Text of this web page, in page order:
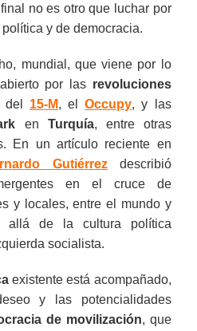
no es otro que luchar por
política y de democracia.
mundial, que viene por lo
por las revoluciones
del 15-M, elOccupy, y las
en Turquía, entre otras
En un artículo reciente en
Gutiérrezdescribió
en el cruce de
y locales, entre el mundo y
allá de la cultura política
socialista.
existente está acompañado,
y las potencialidades
de movilización, que